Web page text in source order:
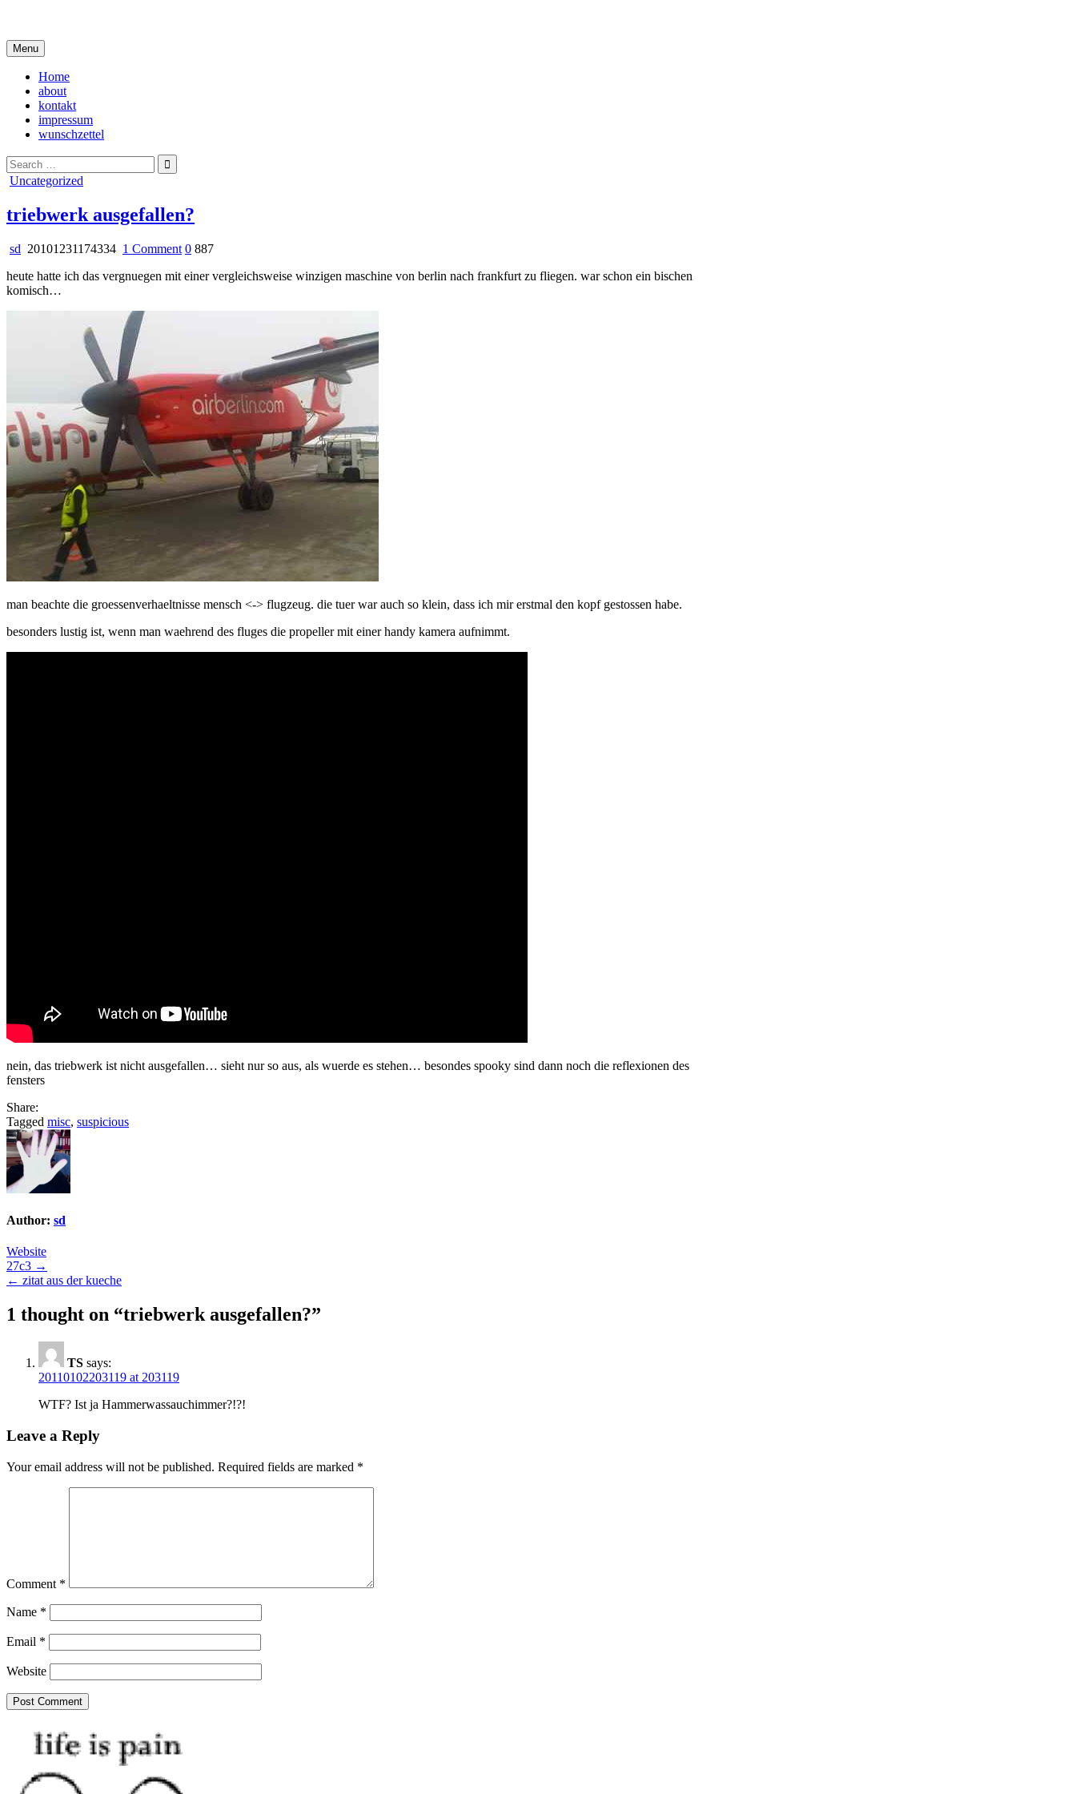
content
Menu
Home
about
kontakt
impressum
wunschzettel
Search
for:
Posted
Uncategorized
triebwerk ausgefallen?
sd 20101231174334 1 Commenton
ausgefallen?
0 887
heute hatte ich das vergnuegen mit einer vergleichsweise winzigen maschine von berlin nach frankfurt zu fliegen. war schon ein bischen
komisch…
man beachte die groessenverhaeltnisse mensch <-> flugzeug. die tuer war auch so klein, dass ich mir erstmal den kopf gestossen habe.
besonders lustig ist, wenn man waehrend des fluges die propeller mit einer handy kamera aufnimmt.
nein, das triebwerk ist nicht ausgefallen… sieht nur so aus, als wuerde es stehen… besondes spooky sind dann noch die reflexionen des
fensters
Share:
Tagged misc, suspicious
Author: sd
Website
Post
navigation
27c3 →
← zitat aus der kueche
1 thought on “triebwerk ausgefallen?”
TS says:
20110102203119 at 203119
WTF? Ist ja Hammerwassauchimmer?!?!
Leave a Reply
Your email address will not be published. Required fields are marked *
Comment *
Name *
Email *
Website